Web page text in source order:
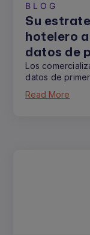
BLOG
Su
hotelero
datos de
Los
datos de
Read More